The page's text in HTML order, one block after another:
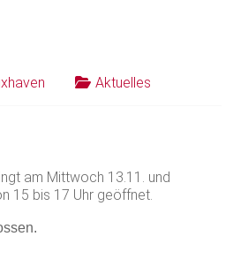
Aktuelles
am Mittwoch 13.11. und
15 bis 17 Uhr geöffnet.